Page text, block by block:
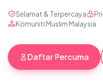
Selamat & Terpercaya
Komuniti Muslim Malaysia
Daftar Percuma